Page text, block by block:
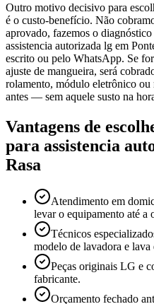
Outro motivo decisivo para
é o custo-benefício. Não
aprovado, fazemos o
assistencia autorizada lg em
escrito ou pelo WhatsApp. Se
ajuste de mangueira, será
rolamento, módulo eletrônico ou
antes — sem aquele susto na
Vantagens de
para assistencia
Rasa
Atendimento em
levar o equipamento até a
Técnicos
modelo de lavadora e lava
Peças originais LG e
fabricante.
Orçamento fechado